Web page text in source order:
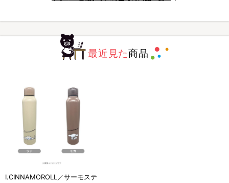
最近見た商品
I.CINNAMOROLL／サーモステ